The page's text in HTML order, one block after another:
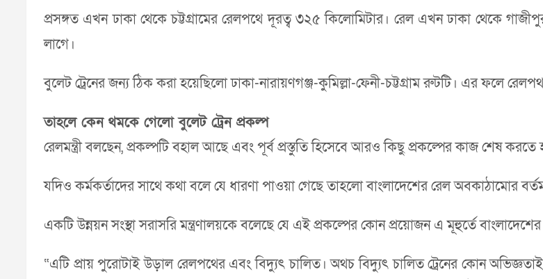
প্রসঙ্গত এখন ঢাকা থেকে চট্টগ্রামের রেলপথে দূরত্ব ৩২৫ কিলোমিটার। রেল এখন ঢাকা থেকে
লাগে।
বুলেট ট্রেনের জন্য ঠিক করা হয়েছিলো ঢাকা-নারায়ণগঞ্জ-কুমিল্লা-ফেনী-চট্টগ্রাম রুটটি। এর ফলে
তাহলে কেন থমকে গেলো বুলেট ট্রেন প্রকল্প
রেলমন্ত্রী বলছেন, প্রকল্পটি বহাল আছে এবং পূর্ব প্রস্তুতি হিসেবে আরও কিছু প্রকল্পের কাজ শেষ
যদিও কর্মকর্তাদের সাথে কথা বলে যে ধারণা পাওয়া গেছে তাহলো বাংলাদেশের রেল অবকাঠামোর
একটি উন্নয়ন সংস্থা সরাসরি মন্ত্রণালয়কে বলেছে যে এই প্রকল্পের কোন প্রয়োজন এ মূহুর্তে বাংলাদেশের
“এটি প্রায় পুরোটাই উড়াল রেলপথের এবং বিদ্যুৎ চালিত। অথচ বিদ্যুৎ চালিত ট্রেনের কোন